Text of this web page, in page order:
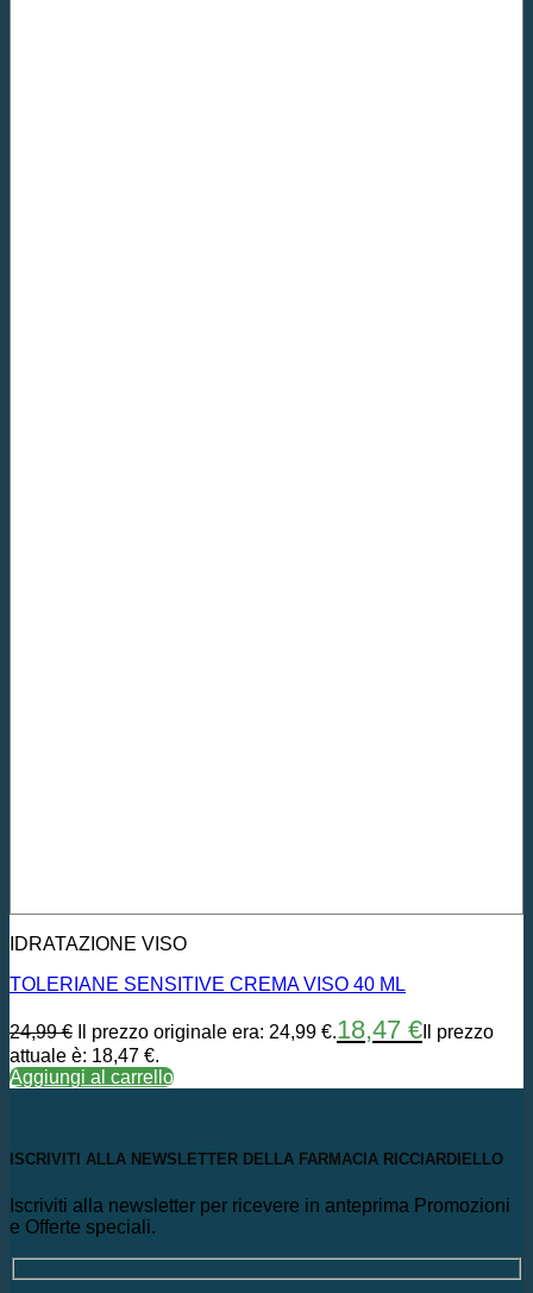
IDRATAZIONE VISO
TOLERIANE SENSITIVE CREMA VISO 40 ML
24,99€ Il prezzo originale era: 24,99 €.18,47 € Il prezzo
attuale è: 18,47 €.
Aggiungi al carrello
ISCRIVITI ALLA NEWSLETTER DELLA FARMACIA RICCIARDIELLO
Iscriviti alla newsletter per ricevere in anteprima Promozioni
e Offerte speciali.